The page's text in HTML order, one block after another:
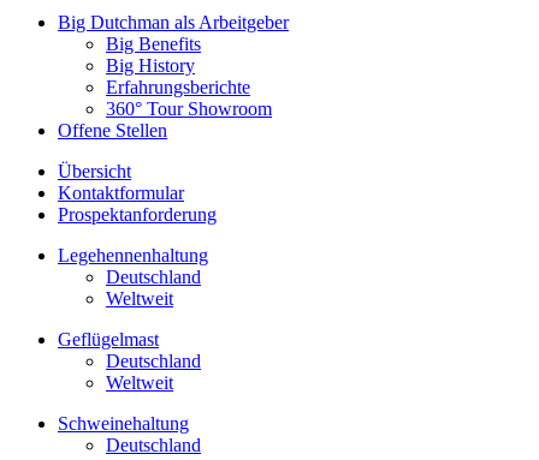
Big Dutchman als Arbeitgeber
Big Benefits
Big History
Erfahrungsberichte
360° Tour Showroom
Offene Stellen
Übersicht
Kontaktformular
Prospektanforderung
Legehennenhaltung
Deutschland
Weltweit
Geflügelmast
Deutschland
Weltweit
Schweinehaltung
Deutschland